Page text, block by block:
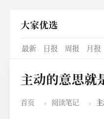
大家优选
最新 日报 周报 月报
主动的意思就
首页 › 阅读笔记 ›